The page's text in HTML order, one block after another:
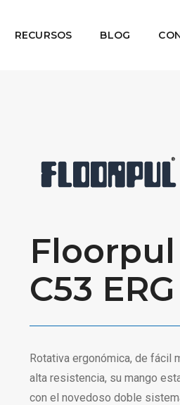
RECURSOS BLOG
Floorpul
C53 ERG
Rotativa ergonómica, de fácil
alta resistencia, su mango
con el novedoso doble